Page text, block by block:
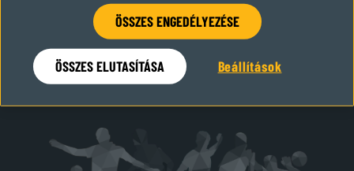
Hamarosan visszatérünk
ÖSSZES ENGEDÉLYEZÉSE
ÖSSZES ELUTASÍTÁSA Beállítások